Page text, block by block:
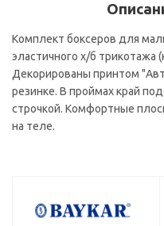
Комплект боксеров для
эластичного х/б трикотажа
Декорированы принтом
резинке. В проймах край
строчкой. Комфортные
на теле.